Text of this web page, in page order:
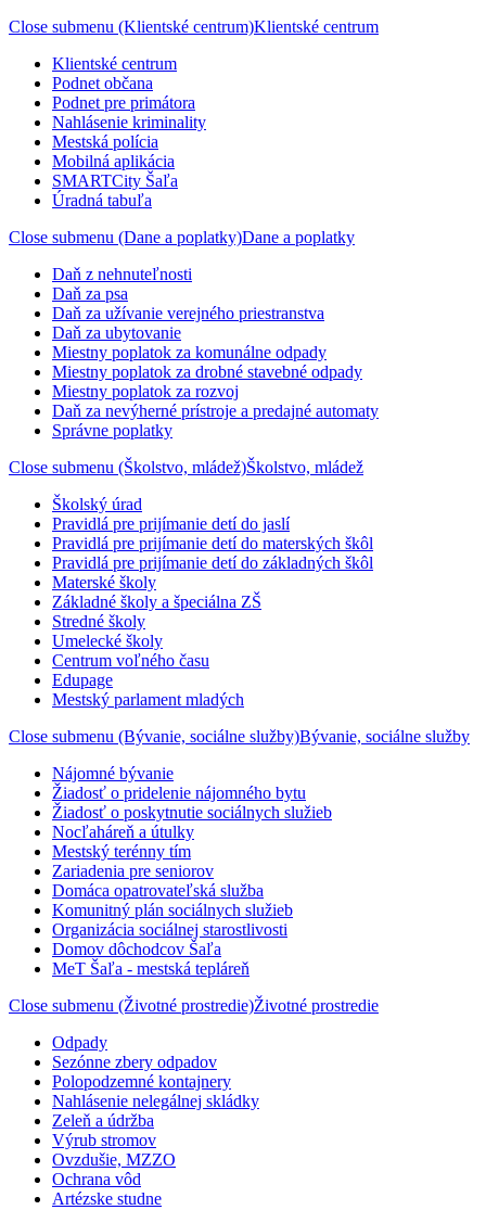
Close submenu (Klientské centrum)Klientské centrum
Klientské centrum
Podnet občana
Podnet pre primátora
Nahlásenie kriminality
Mestská polícia
Mobilná aplikácia
SMARTCity Šaľa
Úradná tabuľa
Close submenu (Dane a poplatky)Dane a poplatky
Daň z nehnuteľnosti
Daň za psa
Daň za užívanie verejného priestranstva
Daň za ubytovanie
Miestny poplatok za komunálne odpady
Miestny poplatok za drobné stavebné odpady
Miestny poplatok za rozvoj
Daň za nevýherné prístroje a predajné automaty
Správne poplatky
Close submenu (Školstvo, mládež)Školstvo, mládež
Školský úrad
Pravidlá pre prijímanie detí do jaslí
Pravidlá pre prijímanie detí do materských škôl
Pravidlá pre prijímanie detí do základných škôl
Materské školy
Základné školy a špeciálna ZŠ
Stredné školy
Umelecké školy
Centrum voľného času
Edupage
Mestský parlament mladých
Close submenu (Bývanie, sociálne služby)Bývanie, sociálne služby
Nájomné bývanie
Žiadosť o pridelenie nájomného bytu
Žiadosť o poskytnutie sociálnych služieb
Nocľaháreň a útulky
Mestský terénny tím
Zariadenia pre seniorov
Domáca opatrovateľská služba
Komunitný plán sociálnych služieb
Organizácia sociálnej starostlivosti
Domov dôchodcov Šaľa
MeT Šaľa - mestská tepláreň
Close submenu (Životné prostredie)Životné prostredie
Odpady
Sezónne zbery odpadov
Polopodzemné kontajnery
Nahlásenie nelegálnej skládky
Zeleň a údržba
Výrub stromov
Ovzdušie, MZZO
Ochrana vôd
Artézske studne